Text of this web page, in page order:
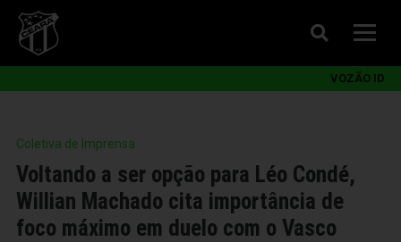
VOZÃO ID
Coletiva de Imprensa
Voltando a ser opção para Léo Condé,
Willian Machado cita importância de
foco máximo em duelo com o Vasco